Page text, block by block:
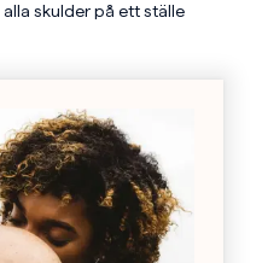
skulder på ett ställe